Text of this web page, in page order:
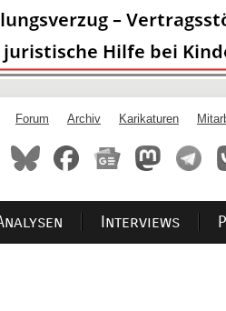
Forum Archiv Karikaturen
Interviews